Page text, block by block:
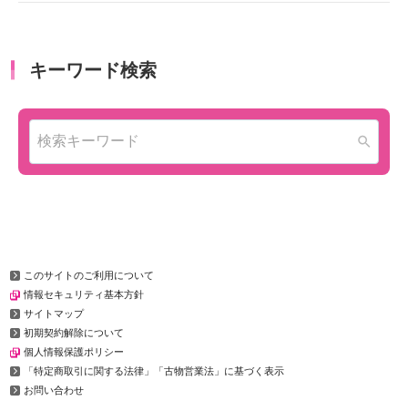
このサイトのご利用について
情報セキュリティ基本方針
サイトマップ
初期契約解除について
個人情報保護ポリシー
「特定商取引に関する法律」「古物営業法」に基づく表示
お問い合わせ